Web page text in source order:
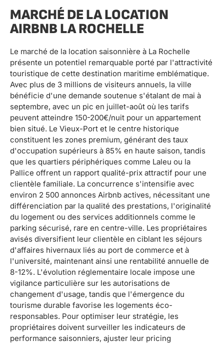
MARCHÉ DE LA LOCATION
AIRBNB LA ROCHELLE
Le marché de la location saisonnière à La Rochelle
présente un potentiel remarquable porté par l'attractivité
touristique de cette destination maritime emblématique.
Avec plus de 3 millions de visiteurs annuels, la ville
bénéficie d'une demande soutenue s'étalant de mai à
septembre, avec un pic en juillet-août où les tarifs
peuvent atteindre 150-200€/nuit pour un appartement
bien situé. Le Vieux-Port et le centre historique
constituent les zones premium, générant des taux
d'occupation supérieurs à 85% en haute saison, tandis
que les quartiers périphériques comme Laleu ou la
Pallice offrent un rapport qualité-prix attractif pour une
clientèle familiale. La concurrence s'intensifie avec
environ 2 500 annonces Airbnb actives, nécessitant une
différenciation par la qualité des prestations, l'originalité
du logement ou des services additionnels comme le
parking sécurisé, rare en centre-ville. Les propriétaires
avisés diversifient leur clientèle en ciblant les séjours
d'affaires hivernaux liés au port de commerce et à
l'université, maintenant ainsi une rentabilité annuelle de
8-12%. L'évolution réglementaire locale impose une
vigilance particulière sur les autorisations de
changement d'usage, tandis que l'émergence du
tourisme durable favorise les logements éco-
responsables. Pour optimiser leur stratégie, les
propriétaires doivent surveiller les indicateurs de
performance saisonniers, ajuster leur pricing